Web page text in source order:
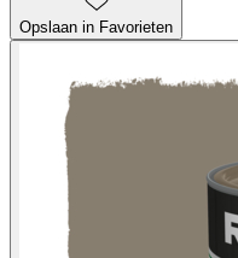
Opslaan in Favorieten